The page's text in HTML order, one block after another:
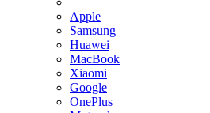
Apple
Samsung
Huawei
MacBook
Xiaomi
Google
OnePlus